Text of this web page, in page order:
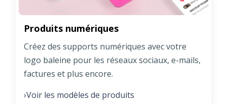
Produits numériques
Créez des supports numériques avec votre
logo baleine pour les réseaux sociaux, e-mails,
factures et plus encore.
›Voir les modèles de produits